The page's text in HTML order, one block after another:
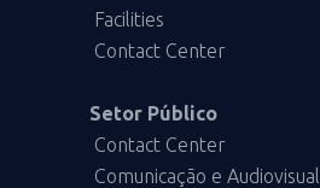
Facilities
Contact Center
Setor Público
Contact Center
Comunicação e Audiovisual